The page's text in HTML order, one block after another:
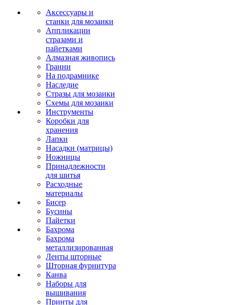
Аксессуары и
станки для мозаики
Аппликации
стразами и
пайетками
Алмазная живопись
Гранни
На подрамнике
Наследие
Стразы для мозаики
Схемы для мозаики
Инструменты
Коробки для
хранения
Лапки
Насадки (матрицы)
Ножницы
Принадлежности
для шитья
Расходные
материалы
Бисер
Бусины
Пайетки
Бахрома
Бахрома
металлизированная
Ленты шторные
Шторная фурнитура
Канва
Наборы для
вышивания
Принты для